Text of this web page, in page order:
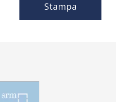
Stampa